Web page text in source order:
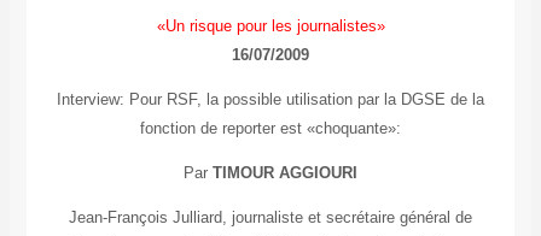
«Un risque pour les journalistes»
16/07/2009
Interview: Pour RSF, la possible utilisation par la DGSE de la
fonction de reporter est «choquante»:
Par TIMOUR AGGIOURI
Jean-François Julliard, journaliste et secrétaire général de